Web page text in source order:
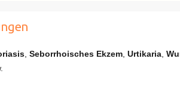
,Seborrhoisches Ekzem,Urtikaria,